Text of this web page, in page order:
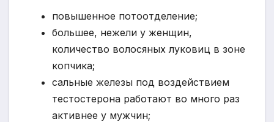
повышенное потоотделение;
большее, нежели у женщин,
количество волосяных луковиц в зоне
копчика;
сальные железы под воздействием
тестостерона работают во много раз
активнее у мужчин;